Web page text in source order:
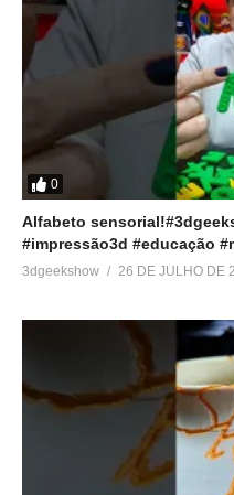
0
Alfabeto
#impressão3d #educação
3dgeekshow 26 DE JULHO DE